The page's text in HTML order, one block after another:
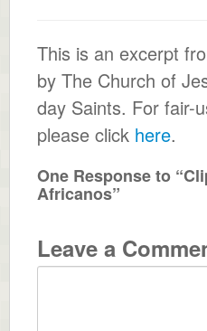
This is an excerpt
by The Church of
day Saints. For fair-
please click here.
One Response to
Africanos”
Leave a